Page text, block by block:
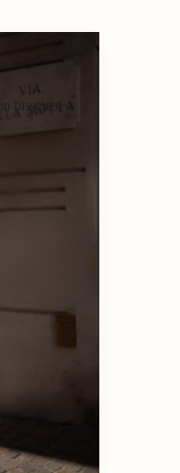
bisschen